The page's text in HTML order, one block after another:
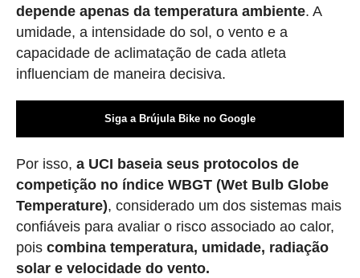
depende apenas da temperatura ambiente. A
umidade, a intensidade do sol, o vento e a
capacidade de aclimatação de cada atleta
influenciam de maneira decisiva.
Siga a Brújula Bike no Google
Por isso, a UCI baseia seus protocolos de
competição no índice WBGT (Wet Bulb Globe
Temperature), considerado um dos sistemas mais
confiáveis para avaliar o risco associado ao calor,
pois combina temperatura, umidade, radiação
solar e velocidade do vento.